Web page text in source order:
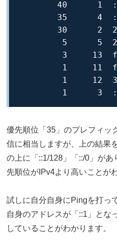
40      1
35      4
30      2
5      5
3     13
1     11
1     12
1      3
優先順位「35」のプレフィッ
信に相当しますが、上の結果
の上に「::1/128」「::/0」が
先順位がIPv4より高いことが
試しに自分自身にPingを打っ
自身のアドレスが「::1」とな
していることがわかります。